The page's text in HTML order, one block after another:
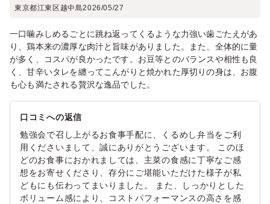
東京都江東区越中島2026/05/27
一口噛みしめるごとに跳ね返ってくるような力強い歯ごたえがあ
り、鶏本来の濃厚な肉汁と旨味がありました。また、全体的に量
が多く、コスパが良かったです。お豆等とのバランスや相性も良
く、甘辛いタレを纏ってこんがりと焼かれた厚切りの身は、お腹
も心も満たされる贅沢な逸品でした。
口コミへの返信
勉強会で召し上がるお食事手配に、くるめし弁当をご利
用くださいまして、誠にありがとうございます。 このほ
どのお食事におかれましては、主菜の食感に丁寧なご感
想をお寄せくださり、存分にご堪能いただけた様子が私
どもにも伝わってまいりました。 また、しっかりとした
ボリューム感により、コストパフォーマンスの高さを感